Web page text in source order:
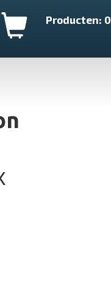
Producten: 0